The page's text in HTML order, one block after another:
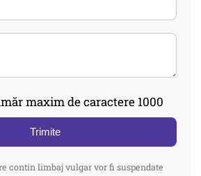
maxim de caractere 1000
Trimite
contin limbaj vulgar vor fi suspendate